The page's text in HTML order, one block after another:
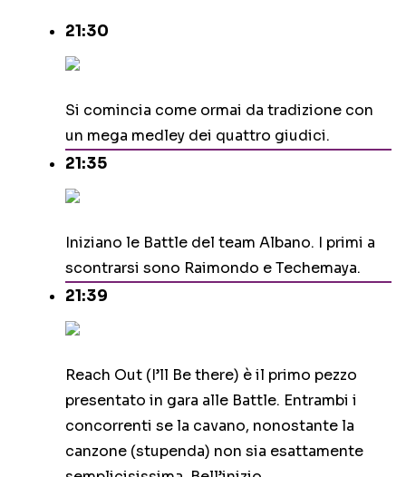
21:30
Si comincia come ormai da tradizione con
un mega medley dei quattro giudici.
21:35
Iniziano le Battle del team Albano. I primi a
scontrarsi sono Raimondo e Techemaya.
21:39
Reach Out (I’ll Be there) è il primo pezzo
presentato in gara alle Battle. Entrambi i
concorrenti se la cavano, nonostante la
canzone (stupenda) non sia esattamente